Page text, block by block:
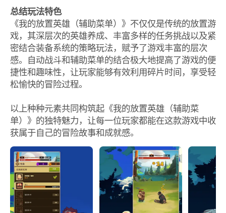
总结玩法特色
《我的放置英雄（辅助菜单）》不仅仅是传统的放置游
戏，其深层次的英雄养成、丰富多样的任务挑战以及紧
密结合装备系统的策略玩法，赋予了游戏丰富的层次
感。自动战斗和辅助菜单的结合极大地提高了游戏的便
捷性和趣味性，让玩家能够有效利用碎片时间，享受轻
松愉快的冒险过程。
以上种种元素共同构筑起《我的放置英雄（辅助菜
单）》的独特魅力，让每一位玩家都能在这款游戏中收
获属于自己的冒险故事和成就感。